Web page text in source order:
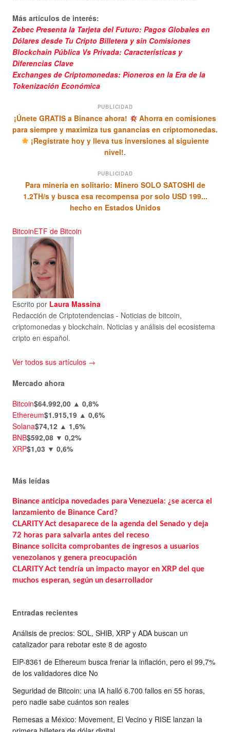
Más artículos de interés:
Zebec Presenta la Tarjeta del Futuro: Pagos Globales en
Dólares desde Tu Cripto Billetera y sin Comisiones
Blockchain Pública Vs Privada: Características y
Diferencias Clave
Exchanges de Criptomonedas: Pioneros en la Era de la
Tokenización Económica
PUBLICIDAD
¡Únete GRATIS a Binance ahora!
Ahorra en comisiones
para siempre y maximiza tus ganancias en criptomonedas.
¡Regístrate hoy y lleva tus inversiones al siguiente
nivel!.
PUBLICIDAD
Para minería en solitario: Minero SOLO SATOSHI de
1.2TH/s y busca esa recompensa por solo USD 199...
hecho en Estados Unidos
BitcoinETF de Bitcoin
Escrito por Laura Massina
Redacción de Criptotendencias - Noticias de bitcoin,
criptomonedas y blockchain. Noticias y análisis del ecosistema
cripto en español.
Ver todos sus artículos →
Mercado ahora
Bitcoin$64.992,00 ▲ 0,8%
Ethereum$1.915,19 ▲ 0,6%
Solana$74,12 ▲ 1,6%
BNB$592,08 ▼ 0,2%
XRP$1,03 ▼ 0,6%
Más leídas
Binance anticipa novedades para Venezuela: ¿se acerca el
lanzamiento de Binance Card?
CLARITY Act desaparece de la agenda del Senado y deja
72 horas para salvarla antes del receso
Binance solicita comprobantes de ingresos a usuarios
venezolanos y genera preocupación
CLARITY Act tendría un impacto mayor en XRP del que
muchos esperan, según un desarrollador
Entradas recientes
Análisis de precios: SOL, SHIB, XRP y ADA buscan un
catalizador para rebotar este 8 de agosto
EIP-8361 de Ethereum busca frenar la inflación, pero el 99,7%
de los validadores dice No
Seguridad de Bitcoin: una IA halló 6.700 fallos en 55 horas,
pero nadie sabe cuántos son reales
Remesas a México: Movement, El Vecino y RISE lanzan la